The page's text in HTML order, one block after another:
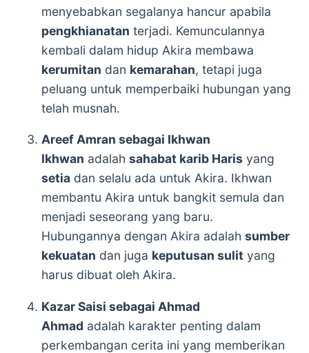
menyebabkan segalanya hancur apabila
pengkhianatan terjadi. Kemunculannya
kembali dalam hidup Akira membawa
kerumitan dan kemarahan, tetapi juga
peluang untuk memperbaiki hubungan yang
telah musnah.
Areef Amran sebagai Ikhwan
Ikhwan adalah sahabat karib Haris yang
setia dan selalu ada untuk Akira. Ikhwan
membantu Akira untuk bangkit semula dan
menjadi seseorang yang baru.
Hubungannya dengan Akira adalah sumber
kekuatan dan juga keputusan sulit yang
harus dibuat oleh Akira.
Kazar Saisi sebagai Ahmad
Ahmad adalah karakter penting dalam
perkembangan cerita ini yang memberikan